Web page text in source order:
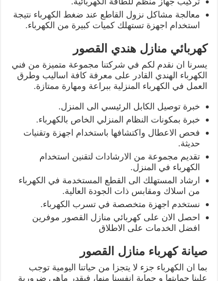
معالجة مشاكل نزول القاطع عند ضغط الكهرباء نتيجة
استخدام اجهزة تستهلك كميات كبيرة من الكهرباء.
كهربائي منازل هندي القصور
يسرنا ان نقدم لكم في شركتنا مجموعة متميزة من فني
الكهرباء الهندي القادر على معرفة كافة اساليب وطرق
العمل في الكهرباء المنزلية ببراعة ومهارة ممتازة.
خبرة توصيل الكابل الرئيسي الى المنزل.
خبرة بمكونات النظام المنزلي الخاص بالكهرباء.
فحص الاعطال واكتشافها باستخدام اجهزة وتقنيات
حديثة.
تقديم مجموعة من الارشادات لتقنين استخدام
الكهرباء في المنزل.
ارشاد المستهلك الى القطع المستخدمة في الكهرباء
من اسلاك ومقابس ذات الجودة العالية.
نستخدم اجهزة متخصصة في تسرب الكهرباء.
احصل الان على كهربائي منازل القصور موفرين
افضل الخدمات على الاطلاق
صيانة كهرباء منازل القصور
بما ان الكهرباء جزء لا يتجزا من حياتنا اليومية توجب
علينا حمايتها و حماية انفسنا منها، فبقدر ماهي ضرورية